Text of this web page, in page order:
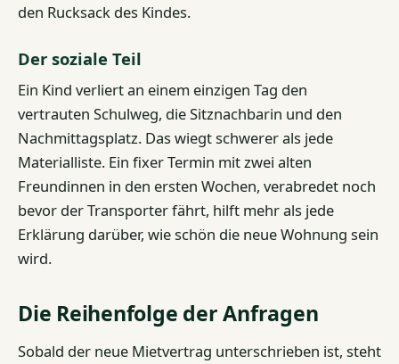
den Rucksack des Kindes.
Der soziale Teil
Ein Kind verliert an einem einzigen Tag den
vertrauten Schulweg, die Sitznachbarin und den
Nachmittagsplatz. Das wiegt schwerer als jede
Materialliste. Ein fixer Termin mit zwei alten
Freundinnen in den ersten Wochen, verabredet noch
bevor der Transporter fährt, hilft mehr als jede
Erklärung darüber, wie schön die neue Wohnung sein
wird.
Die Reihenfolge der Anfragen
Sobald der neue Mietvertrag unterschrieben ist, steht